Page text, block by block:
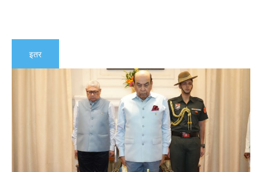
इतर